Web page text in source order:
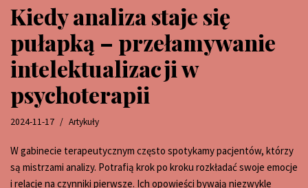
Kiedy analiza staje się
pułapką – przełamywanie
intelektualizacji w
psychoterapii
2024-11-17 Artykuły
W gabinecie terapeutycznym często spotykamy pacjentów, którzy
są mistrzami analizy. Potrafią krok po kroku rozkładać swoje emocje
i relacje na czynniki pierwsze. Ich opowieści bywają niezwykle